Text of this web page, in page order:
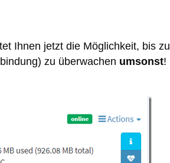
Ihnen jetzt die Möglichkeit, bis zu
zu überwachen umsonst!